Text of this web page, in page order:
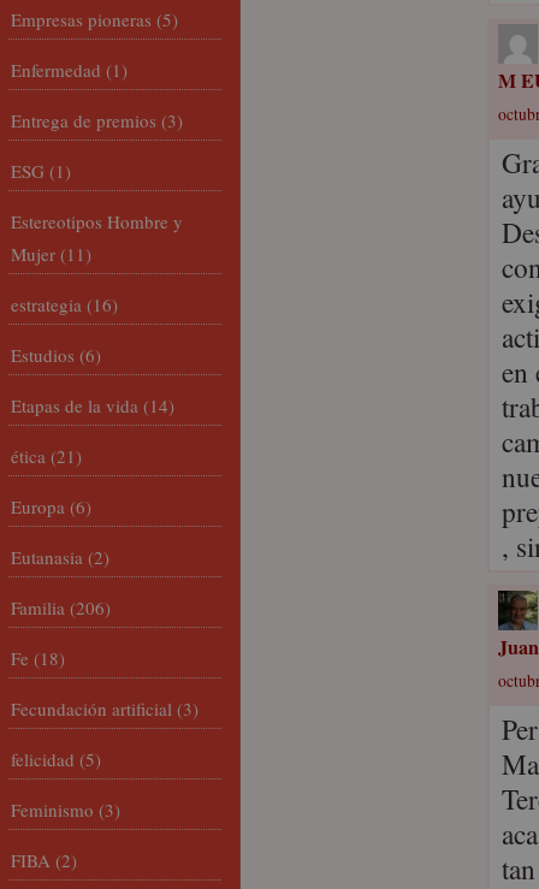
M
en
,
Empresas pioneras (5)
Enfermedad (1)
Entrega de premios (3)
ESG (1)
Estereotipos Hombre y
Mujer (11)
estrategia (16)
Estudios (6)
Etapas de la vida (14)
ética (21)
Europa (6)
Eutanasia (2)
Familia (206)
Fe (18)
Fecundación artificial (3)
felicidad (5)
Feminismo (3)
FIBA (2)